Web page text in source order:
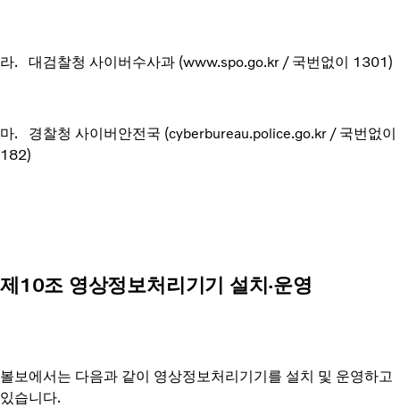
라. 대검찰청 사이버수사과 (www.spo.go.kr / 국번없이 1301)
마. 경찰청 사이버안전국 (cyberbureau.police.go.kr / 국번없이
182)
제10조 영상정보처리기기 설치·운영
볼보에서는 다음과 같이 영상정보처리기기를 설치 및 운영하고
있습니다.